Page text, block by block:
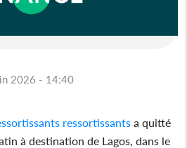
2026 - 14:40
ressortissants a quitté
à destination de Lagos, dans le